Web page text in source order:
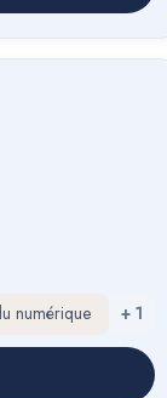
numérique + 1